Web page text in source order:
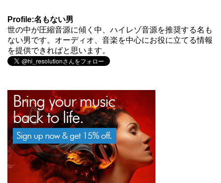
Profile:名もない男
世の中が圧縮音源に傾く中、ハイレゾ音源を推奨する名も
ない男です。オーディオ、音楽を中心にお役に立てる情報
を提供できればと思います。